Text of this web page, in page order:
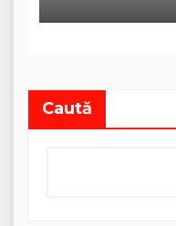
Caută